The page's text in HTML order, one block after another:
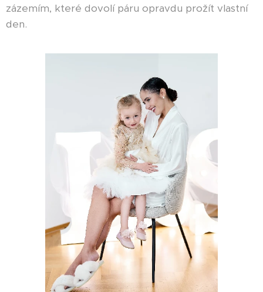
zázemím, které dovolí páru opravdu prožít vlastní
den.